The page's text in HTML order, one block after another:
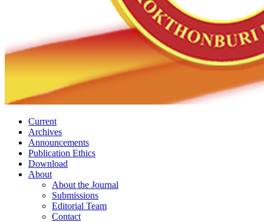
Current
Archives
Announcements
Publication Ethics
Download
About
About the Journal
Submissions
Editorial Team
Contact